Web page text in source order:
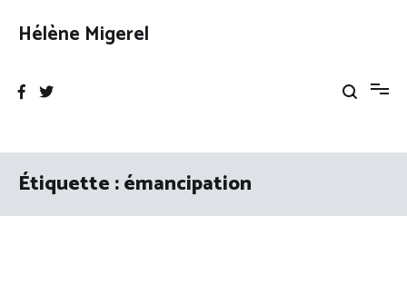
Hélène Migerel
Étiquette :émancipation